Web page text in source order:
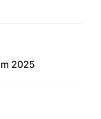
2025